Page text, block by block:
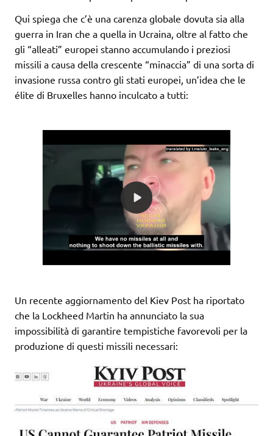
Qui spiega che c’è una carenza globale dovuta sia alla
guerra in Iran che a quella in Ucraina, oltre al fatto che
gli “alleati” europei stanno accumulando i preziosi
missili a causa della crescente “minaccia” di una sorta di
invasione russa contro gli stati europei, un’idea che le
élite di Bruxelles hanno inculcato a tutti:
Un recente aggiornamento del Kiev Post ha riportato
che la Lockheed Martin ha annunciato la sua
impossibilità di garantire tempistiche favorevoli per la
produzione di questi missili necessari: